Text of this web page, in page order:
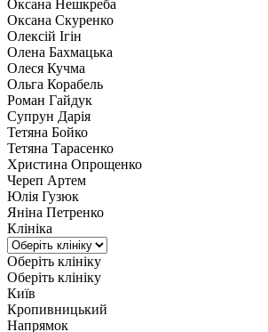
Оксана Нешкреба
Оксана Скуренко
Олексій Ігін
Олена Бахмацька
Олеся Кучма
Ольга Корабель
Роман Гайдук
Супрун Дарія
Тетяна Бойко
Тетяна Тарасенко
Христина Опрощенко
Череп Артем
Юлія Гузюк
Яніна Петренко
Клініка
Оберіть клініку
Оберіть клініку
Київ
Кропивницький
Напрямок